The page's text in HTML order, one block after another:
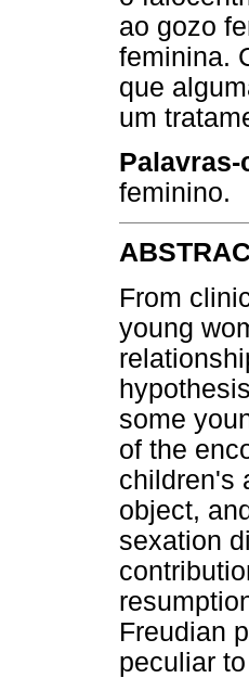
ao gozo
feminina.
que
um
Palavras-
feminino.
From
young
some
of the
children's
object,
sexation
Freudian
peculiar